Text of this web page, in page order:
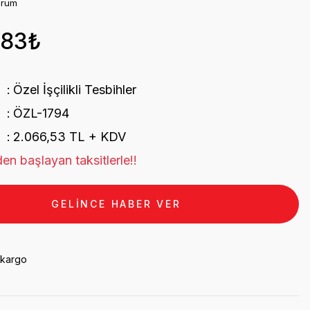
Özel İşçilikli Tesbihler
ÖZL-1794
2.066,53 TL + KDV
başlayan taksitlerle!!
GELİNCE HABER VER